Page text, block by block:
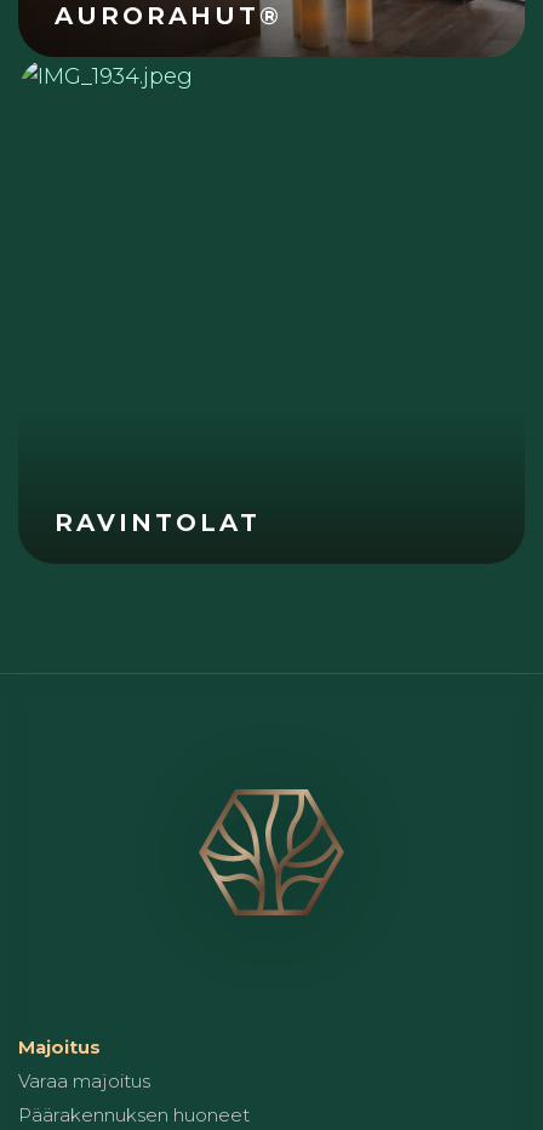
AURORAHUT®
RAVINTOLAT
Majoitus
Varaa majoitus
Päärakennuksen huoneet